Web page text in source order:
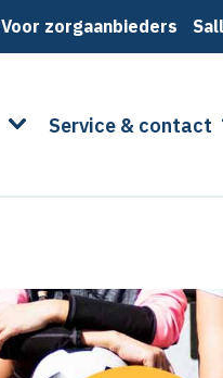
Voor zorgaanbieders
Service & contact